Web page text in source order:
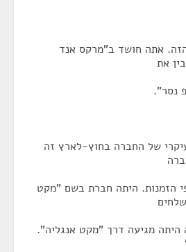
אתה חושד ב"מרקס אנד
את
נסר".
של החברה בחוץ-לארץ זה
הזמנות. היתה חברת בשם "מקט
היתה מגיעה דרך "מקט אנגליה".